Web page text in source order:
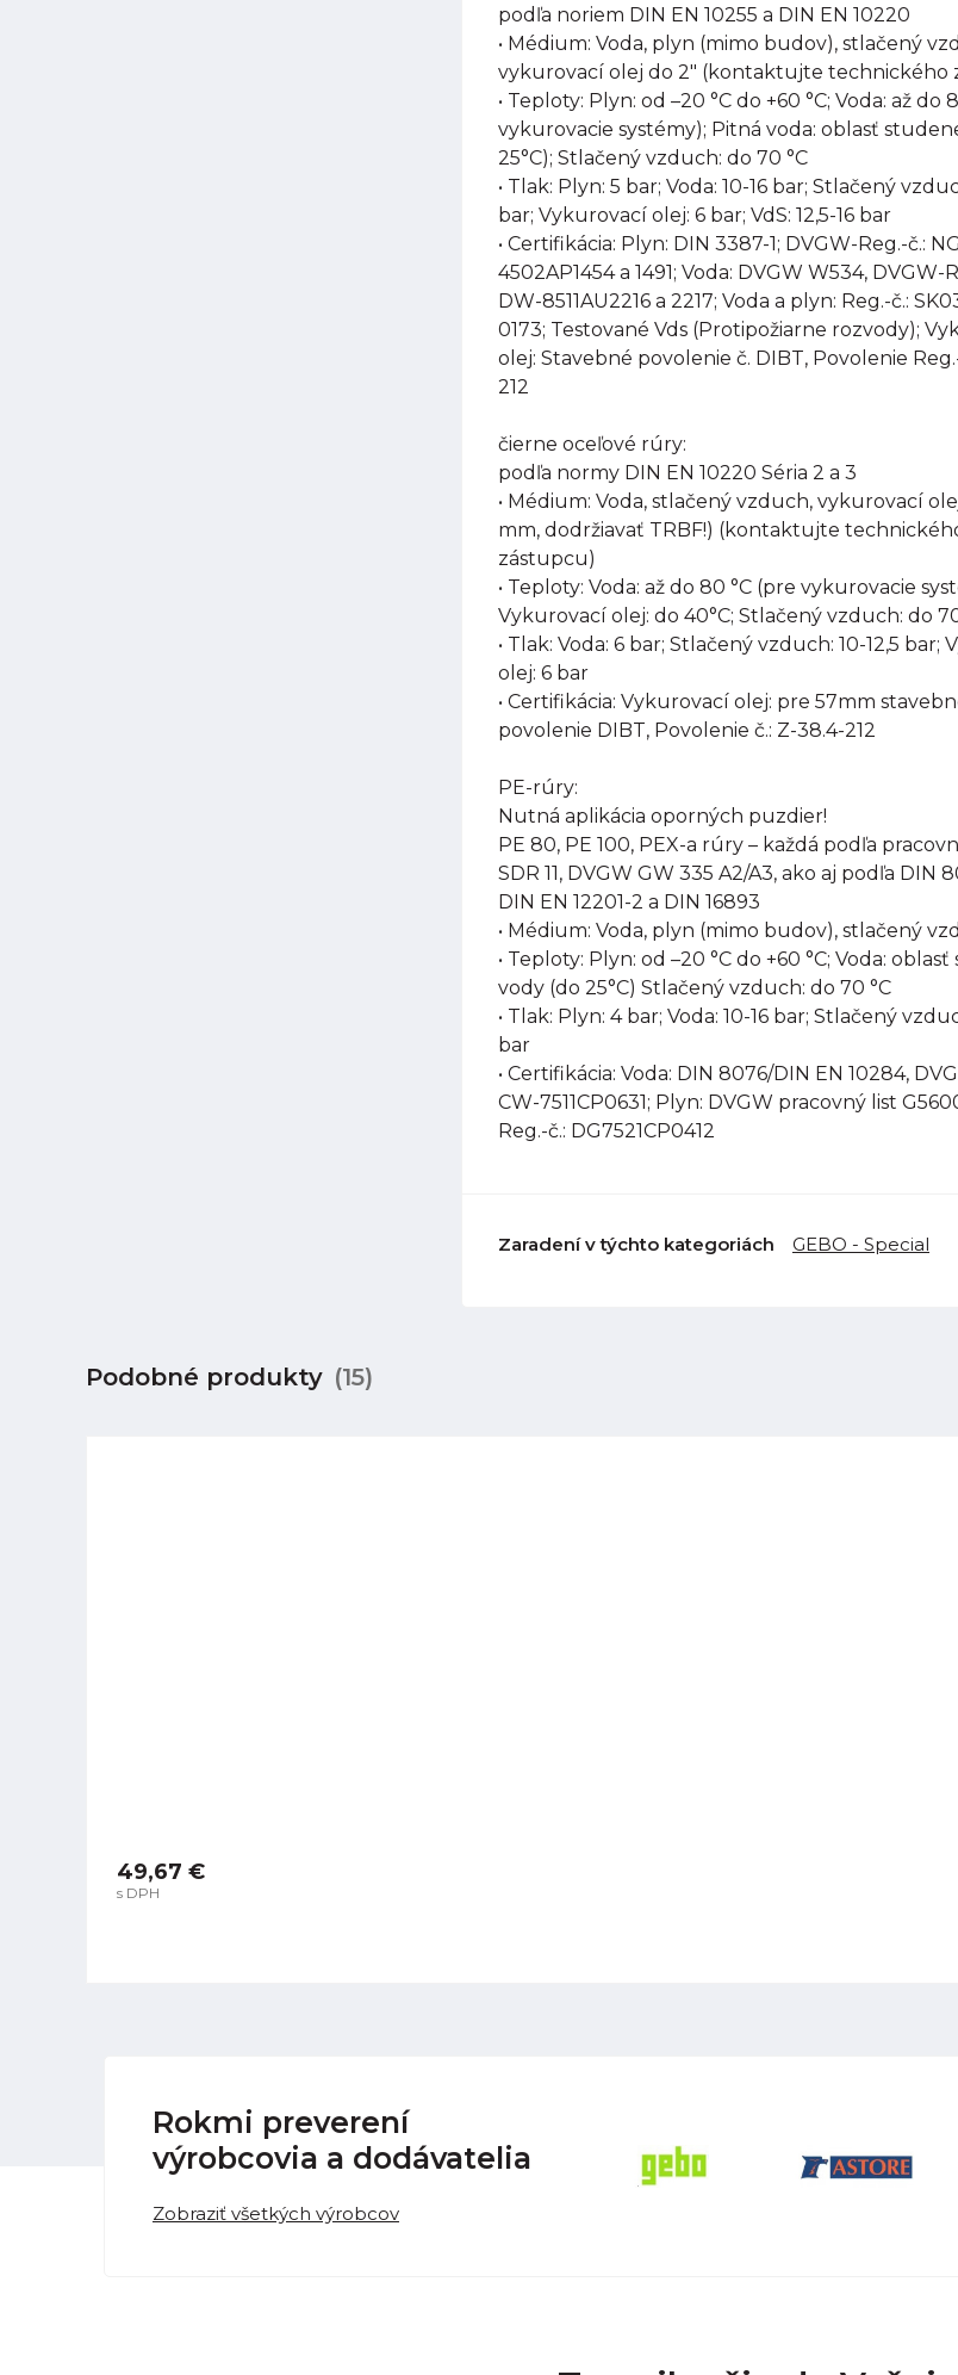
podľa noriem DIN EN 10255 a DIN EN 10220
• Médium: Voda, plyn (mimo budov), stlačený
vykurovací olej do 2" (kontaktujte technického
• Teploty: Plyn: od –20 °C do +60 °C; Voda: až do
vykurovacie systémy); Pitná voda: oblasť
25°C); Stlačený vzduch: do 70 °C
• Tlak: Plyn: 5 bar; Voda: 10-16 bar; Stlačený
bar; Vykurovací olej: 6 bar; VdS: 12,5-16 bar
• Certifikácia: Plyn: DIN 3387-1; DVGW-Reg.-č.:
4502AP1454 a 1491; Voda: DVGW W534, DVGW-
DW-8511AU2216 a 2217; Voda a plyn: Reg.-č.:
0173; Testované Vds (Protipožiarne rozvody);
olej: Stavebné povolenie č. DIBT, Povolenie
212
čierne oceľové rúry:
podľa normy DIN EN 10220 Séria 2 a 3
• Médium: Voda, stlačený vzduch, vykurovací
mm, dodržiavať TRBF!) (kontaktujte
zástupcu)
• Teploty: Voda: až do 80 °C (pre vykurovacie
Vykurovací olej: do 40°C; Stlačený vzduch: do
• Tlak: Voda: 6 bar; Stlačený vzduch: 10-12,5 bar;
olej: 6 bar
• Certifikácia: Vykurovací olej: pre 57mm
povolenie DIBT, Povolenie č.: Z-38.4-212
PE-rúry:
Nutná aplikácia oporných puzdier!
PE 80, PE 100, PEX-a rúry – každá podľa
SDR 11, DVGW GW 335 A2/A3, ako aj podľa DIN
DIN EN 12201-2 a DIN 16893
• Médium: Voda, plyn (mimo budov), stlačený
• Teploty: Plyn: od –20 °C do +60 °C; Voda:
vody (do 25°C) Stlačený vzduch: do 70 °C
• Tlak: Plyn: 4 bar; Voda: 10-16 bar; Stlačený
bar
• Certifikácia: Voda: DIN 8076/DIN EN 10284,
CW-7511CP0631; Plyn: DVGW pracovný list
Reg.-č.: DG7521CP0412
Zaradení v týchto kategoriách GEBO - Special
Podobné produkty (15)
49,67 €
s DPH
Rokmi preverení
výrobcovia a dodávatelia
Zobraziť všetkých výrobcov